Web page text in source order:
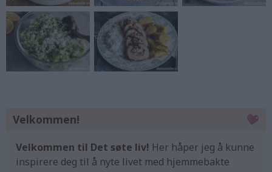
Velkommen!
Velkommen til Det søte liv! Her håper jeg å kunne
inspirere deg til å nyte livet med hjemmebakte